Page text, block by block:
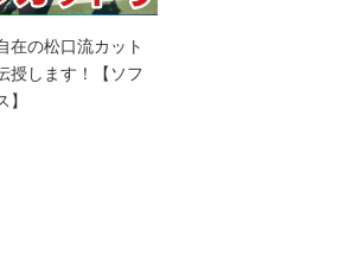
在の松口流カット
授します！【ソフ
】